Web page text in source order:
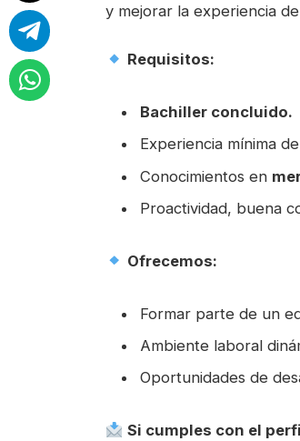
y mejorar la experiencia
Requisitos:
Bachiller concluido.
Experiencia mínima de
Conocimientos en
Proactividad, buena
Ofrecemos:
Formar parte de un
Ambiente laboral
Oportunidades de
Si cumples con el